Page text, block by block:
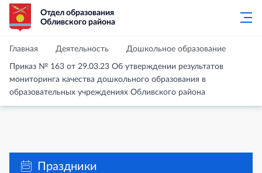
Отдел образования
Обливского района
Главная Деятельность Дошкольное образование
Приказ № 163 от 29.03.23 Об утверждении результатов
мониторинга качества дошкольного образования в
образовательных учреждениях Обливского района
Праздники